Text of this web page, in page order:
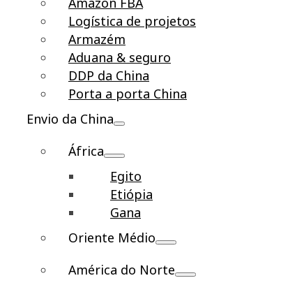
Logística de projetos
Armazém
Aduana & seguro
DDP da China
Porta a porta China
Envio da China
África
Egito
Etiópia
Gana
Oriente Médio
América do Norte